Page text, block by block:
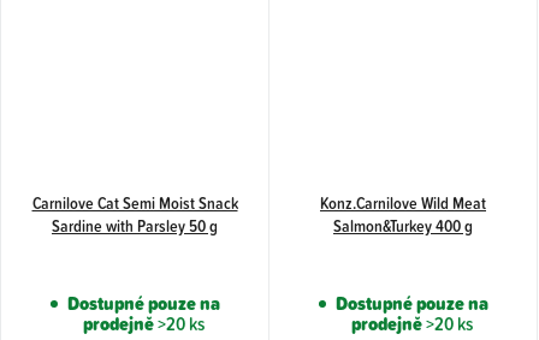
Carnilove Cat Semi Moist Snack
Sardine with Parsley 50 g
Dostupné pouze na
prodejně>20 ks
Konz.Carnilove Wild Meat
Salmon&Turkey 400 g
Dostupné pouze na
prodejně>20 ks